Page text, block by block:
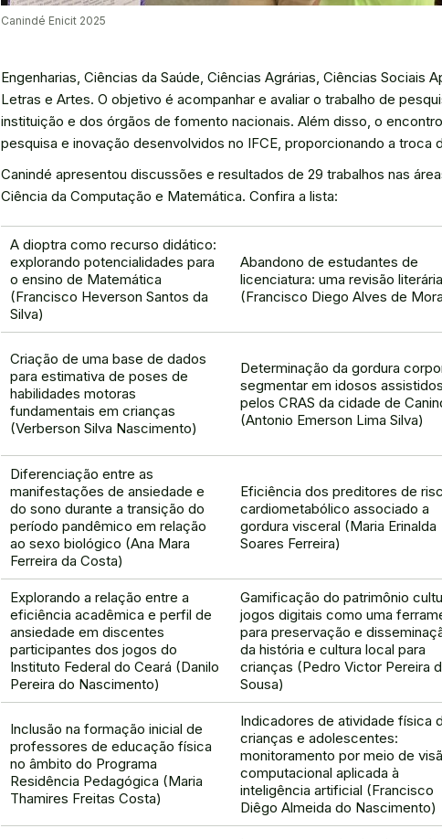
Canindé Enicit 2025
Engenharias, Ciências da Saúde, Ciências Agrárias, Ciências Sociais
Letras e Artes. O objetivo é acompanhar e avaliar o trabalho de
instituição e dos órgãos de fomento nacionais. Além disso, o
pesquisa e inovação desenvolvidos no IFCE, proporcionando a troca
Canindé apresentou discussões e resultados de 29 trabalhos nas
Ciência da Computação e Matemática. Confira a lista:
A dioptra como recurso didático:
explorando potencialidades para
o ensino de Matemática
(Francisco Heverson Santos da
Silva)
Abandono de estudantes de
licenciatura: uma revisão literária
(Francisco Diego Alves de
Criação de uma base de dados
para estimativa de poses de
habilidades motoras
fundamentais em crianças
(Verberson Silva Nascimento)
Determinação da gordura
segmentar em idosos assistidos
pelos CRAS da cidade de
(Antonio Emerson Lima Silva)
Diferenciação entre as
manifestações de ansiedade e
do sono durante a transição do
período pandêmico em relação
ao sexo biológico (Ana Mara
Ferreira da Costa)
Eficiência dos preditores de
cardiometabólico associado a
gordura visceral (Maria Erinalda
Soares Ferreira)
Explorando a relação entre a
eficiência acadêmica e perfil de
ansiedade em discentes
participantes dos jogos do
Instituto Federal do Ceará (Danilo
Pereira do Nascimento)
Gamificação do patrimônio
jogos digitais como uma
para preservação e
da história e cultura local para
crianças (Pedro Victor Pereira
Sousa)
Inclusão na formação inicial de
professores de educação física
no âmbito do Programa
Residência Pedagógica (Maria
Thamires Freitas Costa)
Indicadores de atividade física
crianças e adolescentes:
monitoramento por meio de
computacional aplicada à
inteligência artificial (Francisco
Diêgo Almeida do Nascimento)